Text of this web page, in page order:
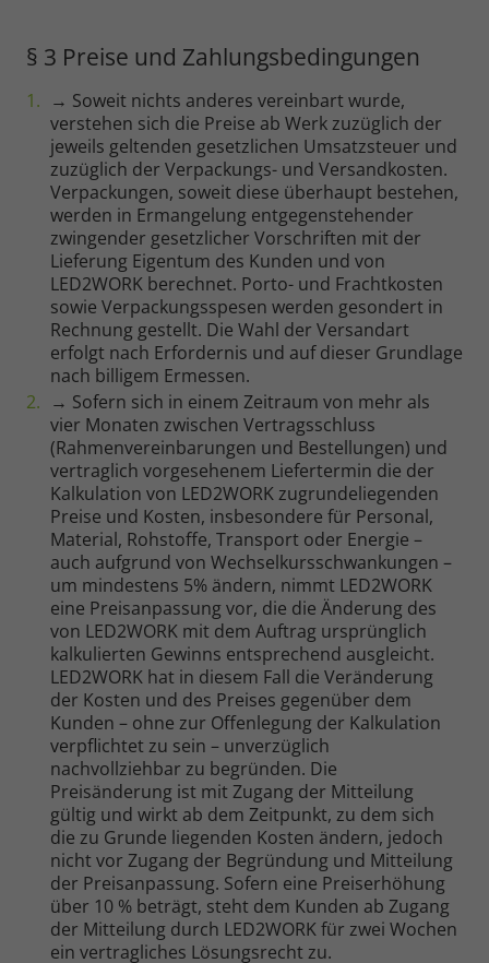
§ 3 Preise und Zahlungsbedingungen
→ Soweit nichts anderes vereinbart wurde,
verstehen sich die Preise ab Werk zuzüglich der
jeweils geltenden gesetzlichen Umsatzsteuer und
zuzüglich der Verpackungs- und Versandkosten.
Verpackungen, soweit diese überhaupt bestehen,
werden in Ermangelung entgegenstehender
zwingender gesetzlicher Vorschriften mit der
Lieferung Eigentum des Kunden und von
LED2WORK berechnet. Porto- und Frachtkosten
sowie Verpackungsspesen werden gesondert in
Rechnung gestellt. Die Wahl der Versandart
erfolgt nach Erfordernis und auf dieser Grundlage
nach billigem Ermessen.
→ Sofern sich in einem Zeitraum von mehr als
vier Monaten zwischen Vertragsschluss
(Rahmenvereinbarungen und Bestellungen) und
vertraglich vorgesehenem Liefertermin die der
Kalkulation von LED2WORK zugrundeliegenden
Preise und Kosten, insbesondere für Personal,
Material, Rohstoffe, Transport oder Energie –
auch aufgrund von Wechselkursschwankungen –
um mindestens 5% ändern, nimmt LED2WORK
eine Preisanpassung vor, die die Änderung des
von LED2WORK mit dem Auftrag ursprünglich
kalkulierten Gewinns entsprechend ausgleicht.
LED2WORK hat in diesem Fall die Veränderung
der Kosten und des Preises gegenüber dem
Kunden – ohne zur Offenlegung der Kalkulation
verpflichtet zu sein – unverzüglich
nachvollziehbar zu begründen. Die
Preisänderung ist mit Zugang der Mitteilung
gültig und wirkt ab dem Zeitpunkt, zu dem sich
die zu Grunde liegenden Kosten ändern, jedoch
nicht vor Zugang der Begründung und Mitteilung
der Preisanpassung. Sofern eine Preiserhöhung
über 10 % beträgt, steht dem Kunden ab Zugang
der Mitteilung durch LED2WORK für zwei Wochen
ein vertragliches Lösungsrecht zu.